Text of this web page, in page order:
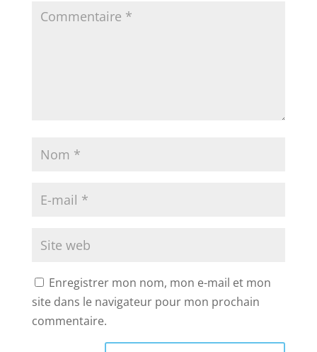
Enregistrer mon nom, mon e-mail et mon
site dans le navigateur pour mon prochain
commentaire.